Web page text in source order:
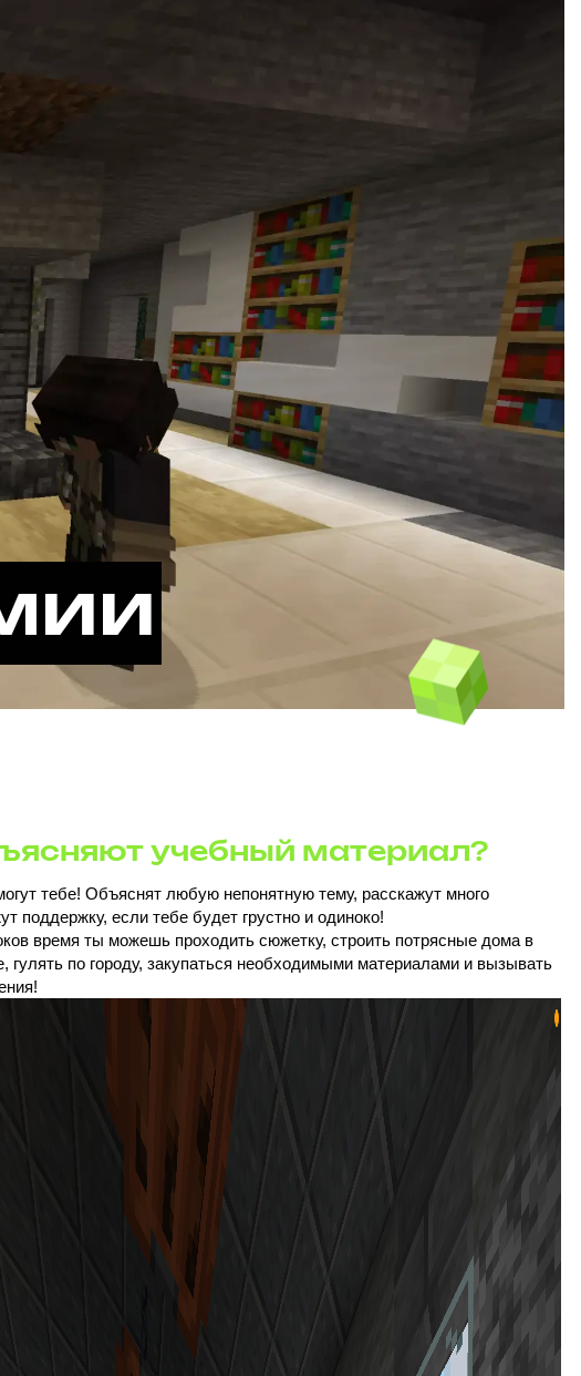
учебный материал?
тебе! Объяснят любую непонятную тему, расскажут много
поддержку, если тебе будет грустно и одиноко!
время ты можешь проходить сюжетку, строить потрясные дома в
гулять по городу, закупаться необходимыми материалами и вызывать